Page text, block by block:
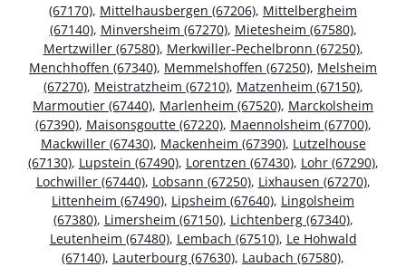
(67170), Mittelhausbergen (67206), Mittelbergheim
(67140), Minversheim (67270), Mietesheim (67580),
Mertzwiller (67580), Merkwiller-Pechelbronn (67250),
Menchhoffen (67340), Memmelshoffen (67250), Melsheim
(67270), Meistratzheim (67210), Matzenheim (67150),
Marmoutier (67440), Marlenheim (67520), Marckolsheim
(67390), Maisonsgoutte (67220), Maennolsheim (67700),
Mackwiller (67430), Mackenheim (67390), Lutzelhouse
(67130), Lupstein (67490), Lorentzen (67430), Lohr (67290),
Lochwiller (67440), Lobsann (67250), Lixhausen (67270),
Littenheim (67490), Lipsheim (67640), Lingolsheim
(67380), Limersheim (67150), Lichtenberg (67340),
Leutenheim (67480), Lembach (67510), Le Hohwald
(67140), Lauterbourg (67630), Laubach (67580),